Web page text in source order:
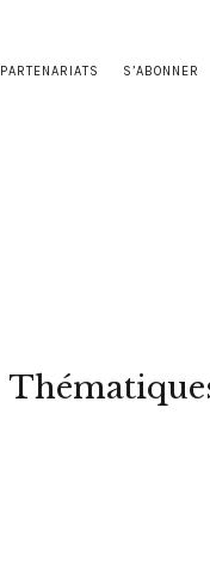
PARTENARIATS S’ABONNER